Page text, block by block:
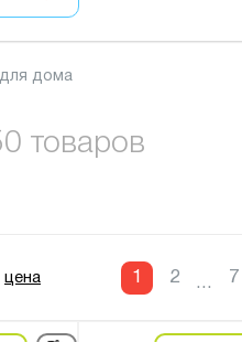
дома
товаров
цена 1 2 ... 7